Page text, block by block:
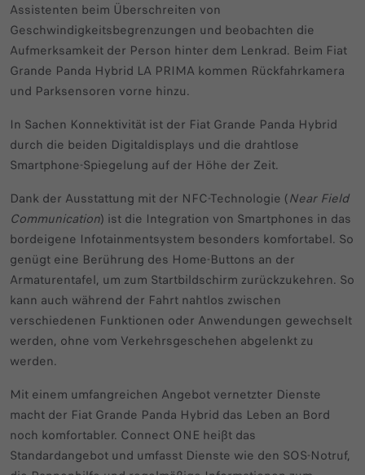
Assistenten beim Überschreiten von
Geschwindigkeitsbegrenzungen und beobachten die
Aufmerksamkeit der Person hinter dem Lenkrad. Beim Fiat
Grande Panda Hybrid LA PRIMA kommen Rückfahrkamera
und Parksensoren vorne hinzu.
In Sachen Konnektivität ist der Fiat Grande Panda Hybrid
durch die beiden Digitaldisplays und die drahtlose
Smartphone-Spiegelung auf der Höhe der Zeit.
Dank der Ausstattung mit der NFC-Technologie (Near Field
Communication) ist die Integration von Smartphones in das
bordeigene Infotainmentsystem besonders komfortabel. So
genügt eine Berührung des Home-Buttons an der
Armaturentafel, um zum Startbildschirm zurückzukehren. So
kann auch während der Fahrt nahtlos zwischen
verschiedenen Funktionen oder Anwendungen gewechselt
werden, ohne vom Verkehrsgeschehen abgelenkt zu
werden.
Mit einem umfangreichen Angebot vernetzter Dienste
macht der Fiat Grande Panda Hybrid das Leben an Bord
noch komfortabler. Connect ONE heißt das
Standardangebot und umfasst Dienste wie den SOS-Notruf,